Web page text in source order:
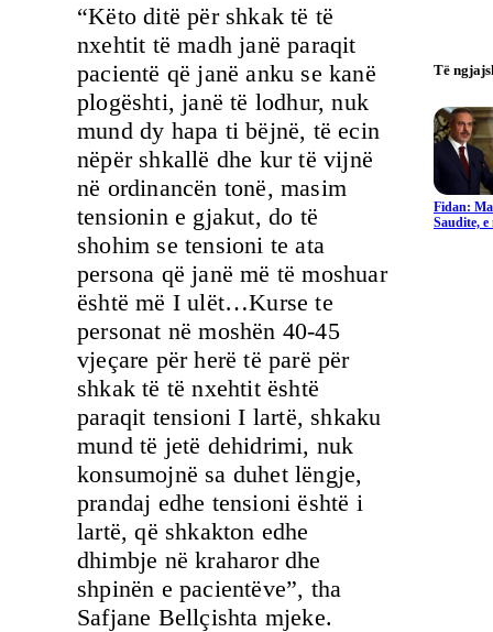
“Këto ditë për shkak të të
nxehtit të madh janë paraqit
pacientë që janë anku se kanë
plogështi, janë të lodhur, nuk
mund dy hapa ti bëjnë, të ecin
nëpër shkallë dhe kur të vijnë
në ordinancën tonë, masim
tensionin e gjakut, do të
shohim se tensioni te ata
persona që janë më të moshuar
është më I ulët…Kurse te
personat në moshën 40-45
vjeçare për herë të parë për
shkak të të nxehtit është
paraqit tensioni I lartë, shkaku
mund të jetë dehidrimi, nuk
konsumojnë sa duhet lëngje,
prandaj edhe tensioni është i
lartë, që shkakton edhe
dhimbje në kraharor dhe
shpinën e pacientëve”, tha
Safjane Bellçishta mjeke.
Të
Fidan:
Saudite,